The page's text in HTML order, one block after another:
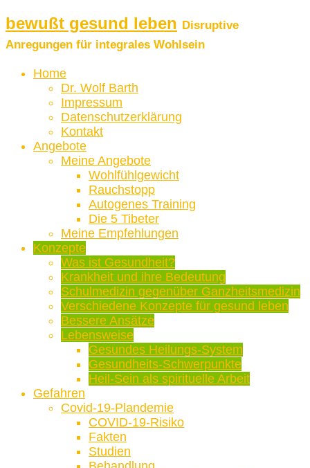
bewußt gesund leben Disruptive
Anregungen für integrales Wohlsein
Home
Dr. Wolf Barth
Impressum
Datenschutzerklärung
Kontakt
Angebote
Meine Angebote
Wohlfühlgewicht
Rauchstopp
Autogenes Training
Die 5 Tibeter
Meine Empfehlungen
Konzepte
Was ist Gesundheit?
Krankheit und ihre Bedeutung
Schulmedizin gegenüber Ganzheitsmedizin
Verschiedene Konzepte für gesund leben
Bessere Ansätze
Lebensweise
Gesundes Heilungs-System
Gesundheits-Schwerpunkte
Heil-Sein als spirituelle Arbeit
Gefahren
Covid-19-Plandemie
COVID-19-Risiko
Fakten
Studien